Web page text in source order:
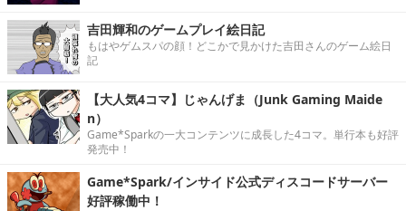
吉田輝和のゲームプレイ絵日記
もはやゲムスパの顔！どこかで見かけた吉田さんのゲーム絵日
記
【大人気4コマ】じゃんげま（Junk Gaming Maide
n）
Game*Sparkの一大コンテンツに成長した4コマ。単行本も好評
発売中！
Game*Spark/インサイド公式ディスコードサーバー
好評稼働中！